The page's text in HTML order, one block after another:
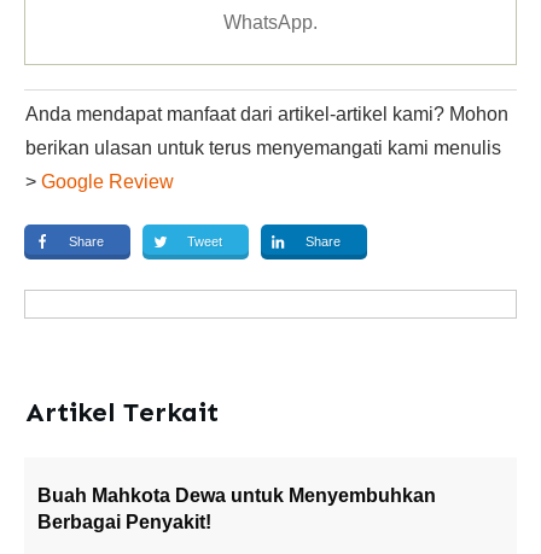
WhatsApp.
Anda mendapat manfaat dari artikel-artikel kami? Mohon
berikan ulasan untuk terus menyemangati kami menulis
> Google Review
Share Tweet Share
Artikel Terkait
Buah Mahkota Dewa untuk Menyembuhkan
Berbagai Penyakit!